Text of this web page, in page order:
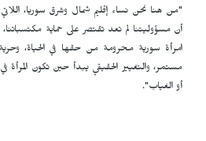
"من هنا نحن نساء إقليم شمال وشرق سوريا،
أن مسؤوليتنا لم تعد تقتصر على حماية
امرأة سورية محرومة من حقها في الحياة،
مستمر، والتغيير الحقيقي يبدأ حين تكون المرأة في
أو الغياب".